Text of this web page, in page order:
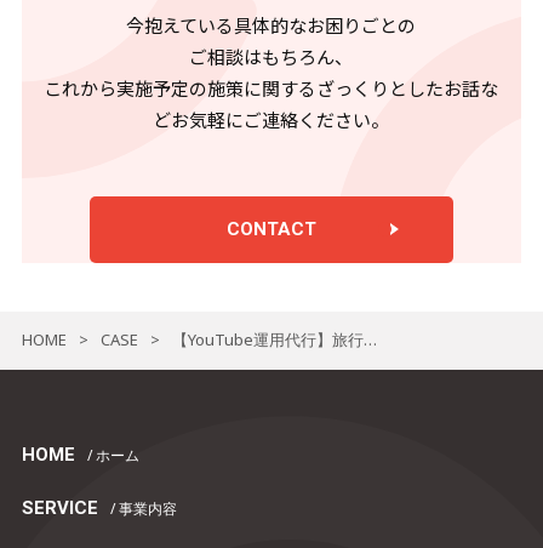
今抱えている具体的なお困りごとの
ご相談はもちろん、
これから実施予定の施策に関するざっくりとしたお話な
どお気軽にご連絡ください。
CONTACT
HOME > CASE > 【YouTube運用代行】旅行・観光業×YouTubeでブランディング・集客～箱根ナビ【小田急箱根ホールディングス株式会社様】の導入事例～
HOME / ホーム
SERVICE / 事業内容